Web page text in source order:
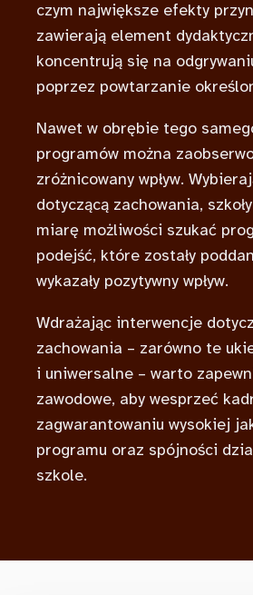
czym największe efekty
zawierają element
koncentrują się na
poprzez powtarzanie
Nawet w obrębie tego
programów można
zróżnicowany wpływ.
dotyczącą zachowania,
miarę możliwości szukać
podejść, które zostały
wykazały pozytywny wpływ.
Wdrażając interwencje
zachowania – zarówno te
i uniwersalne – warto
zawodowe, aby wesprzeć
zagwarantowaniu wysokiej
programu oraz spójności
szkole.